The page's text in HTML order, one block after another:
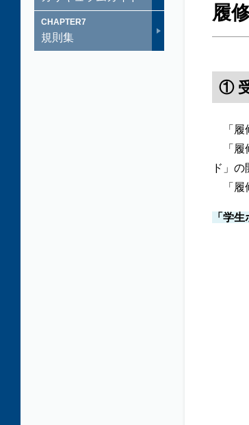
履
①
「履
「履
ド」
「履
「学
CHAPTER7
規則集